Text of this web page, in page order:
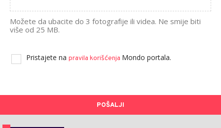
Možete da ubacite do 3 fotografije ili videa. Ne smije biti
više od 25 MB.
Pristajete na pravila korišćenja Mondo portala.
POŠALJI